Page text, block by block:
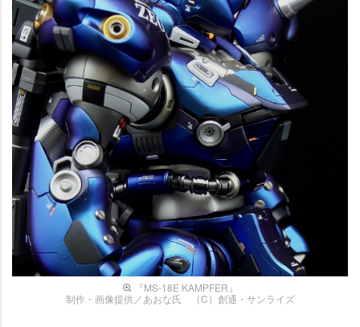
『MS-18E KAMPFER』
制作・画像提供／あおな氏 （C）創通・サンライズ